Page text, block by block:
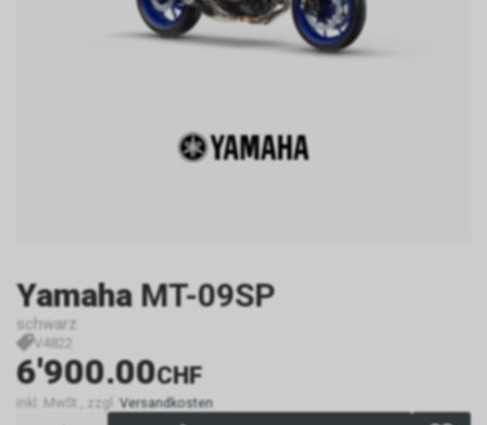
Yamaha MT-09SP
schwarz
V4822
6'900.00CHF
inkl. MwSt., zzgl. Versandkosten